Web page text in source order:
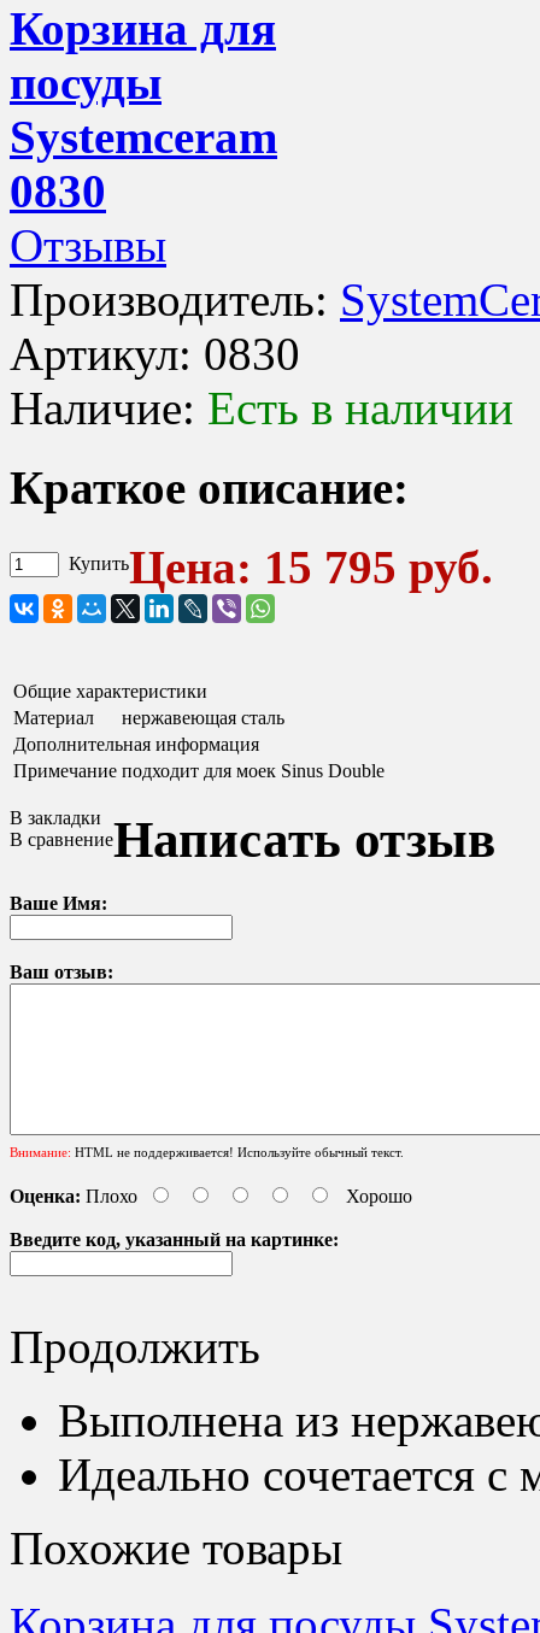
Корзина для
посуды
Systemceram
0830
Отзывы
Производитель:
Артикул: 0830
Наличие: Есть в наличии
Краткое описание:
Цена: 15 795 руб.
Купить
Общие характеристики
Материал
нержавеющая сталь
Дополнительная информация
Примечание подходит для моек Sinus Double
В закладки
В сравнениеНаписать отзыв
Ваше Имя:
Ваш отзыв:
Внимание: HTML не поддерживается! Используйте обычный текст.
Оценка: Плохо Хорошо
Введите код, указанный на картинке:
Продолжить
Выполнена из
Идеально сочетается
Похожие товары